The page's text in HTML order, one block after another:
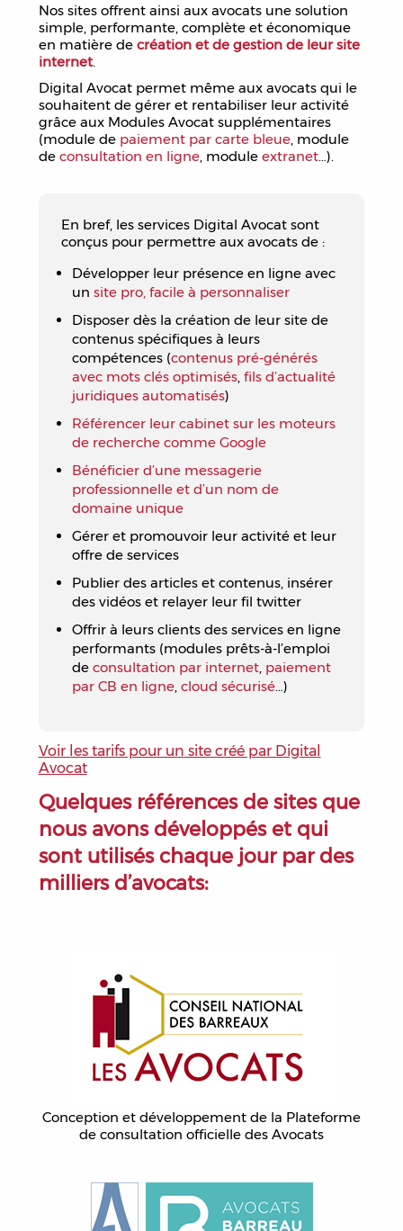
Nos sites offrent ainsi aux avocats une solution
simple, performante, complète et économique
en matière de création et de gestion de leur site
internet.
Digital Avocat permet même aux avocats qui le
souhaitent de gérer et rentabiliser leur activité
grâce aux Modules Avocat supplémentaires
(module de paiement par carte bleue, module
de consultation en ligne, module extranet…).
En bref, les services Digital Avocat sont
conçus pour permettre aux avocats de :
Développer leur présence en ligne avec
unsite pro, facile à personnaliser
Disposer dès la création de leur site de
contenus spécifiques à leurs
compétences (contenus pré-générés
avec mots clés optimisés ,fils d’actualité
juridiques automatisés)
Référencer leur cabinet sur les moteurs
de recherche comme Google
Bénéficier d’une messagerie
professionnelle et d’un nom de
domaine unique
Gérer et promouvoir leur activité et leur
offre de services
Publier des articles et contenus, insérer
des vidéos et relayer leur fil twitter
Offrir à leurs clients des services en ligne
performants (modules prêts-à-l’emploi
deconsultation par internet paiement
par CB en ligne ,cloud sécurisé…)
Voir les tarifs pour un site créé par Digital
Avocat
Quelques références de sites que
nous avons développés et qui
sont utilisés chaque jour par des
milliers d’avocats:
Conception et développement de la Plateforme
de consultation officielle des Avocats